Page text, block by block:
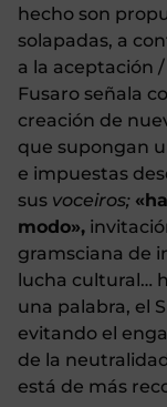
hecho son
solapadas, a
a la aceptación
Fusaro señala
creación de
que supongan
e impuestas
sus voceiros;
modo»,
gramsciana de
lucha cultural…
una palabra, el
evitando el
de la
está de más